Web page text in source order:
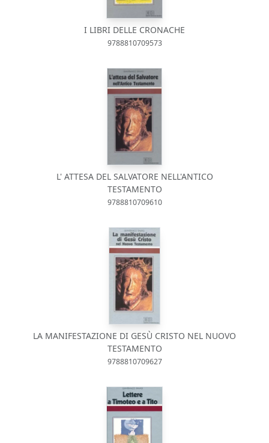
I LIBRI DELLE CRONACHE
9788810709573
L' ATTESA DEL SALVATORE NELL'ANTICO
TESTAMENTO
9788810709610
LA MANIFESTAZIONE DI GESÙ CRISTO NEL NUOVO
TESTAMENTO
9788810709627